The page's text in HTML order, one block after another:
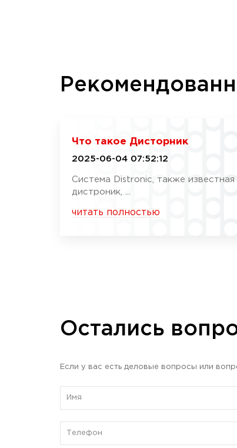
Что такое Дисторник
2025-06-04 07:52:12
Система Distronic, также известная
дистроник, ...
читать полностью
Остались
Если у вас есть деловые вопросы или